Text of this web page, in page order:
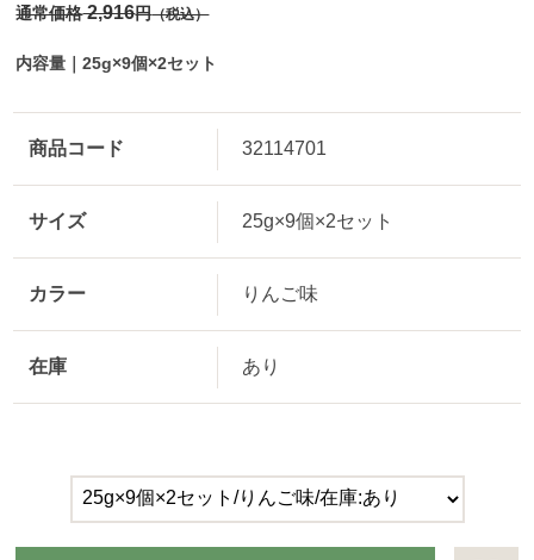
内容量｜25g×9個×2セット
通常価格2,916円（税込）
商品コード 32114701
サイズ 25g×9個×2セット
カラー りんご味
在庫 あり